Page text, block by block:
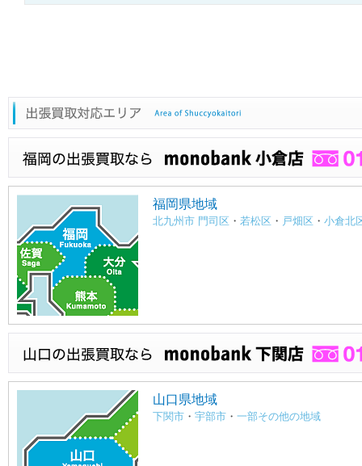
福岡県地域
北九州市 門司区 ・ 若松区 ・ 戸畑区 ・ 小倉北
山口県地域
下関市 ・ 宇部市 ・ 一部その他の地域